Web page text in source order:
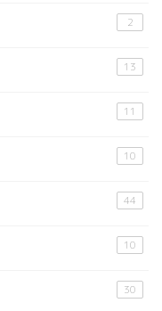
2
13
11
10
44
10
30